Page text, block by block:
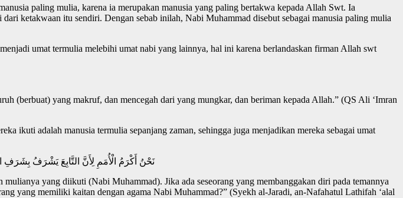
paling mulia, karena ia merupakan manusia yang paling bertakwa kepada Allah Swt. Ia
ketakwaan itu sendiri. Dengan sebab inilah, Nabi Muhammad disebut sebagai manusia paling mulia
umat termulia melebihi umat nabi yang lainnya, hal ini karena berlandaskan firman Allah swt
(berbuat) yang makruf, dan mencegah dari yang mungkar, dan beriman kepada Allah.” (QS Ali ‘Imran
ikuti adalah manusia termulia sepanjang zaman, sehingga juga menjadikan mereka sebagai umat
نَحْنُ أَكْرَمُ الْأُمَمِ لِأَنَّ التَّابِعَ يَشْرَفُ بِشَرَفِ
yang diikuti (Nabi Muhammad). Jika ada seseorang yang membanggakan diri pada temannya
yang memiliki kaitan dengan agama Nabi Muhammad?” (Syekh al-Jaradi, an-Nafahatul Lathifah ‘alal